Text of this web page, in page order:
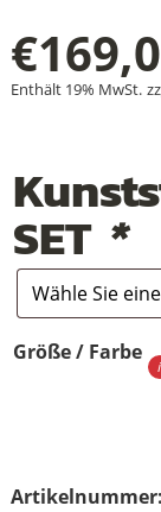
€
Enthält 19% MwSt.
SET *
Größe / Farbe
Artikelnummer: